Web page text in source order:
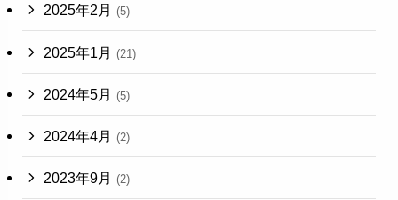
2025年2月 (5)
2025年1月 (21)
2024年5月 (5)
2024年4月 (2)
2023年9月 (2)